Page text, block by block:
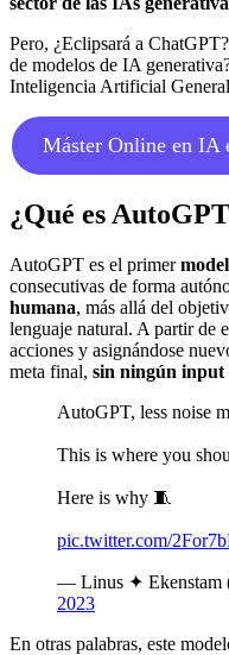
Pero, ¿Eclipsará a
de modelos de IA
Inteligencia Artificial
Máster Online en IA
¿Qué es
AutoGPT es el primer
consecutivas de forma
humana, más allá del
lenguaje natural. A partir de
acciones y asignándose
meta final, sin ningún input
AutoGPT, less noise
This is where you
Here is why 🧵
pic.twitter.com/
— Linus ✦ Ekenstam
2023
En otras palabras, este